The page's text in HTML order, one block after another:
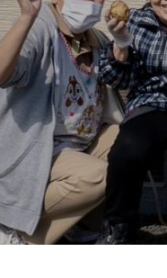
宅 みんとの里